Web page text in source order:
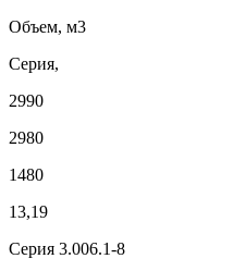
Объем, м3
Серия,
2990
2980
1480
13,19
Серия 3.006.1-8